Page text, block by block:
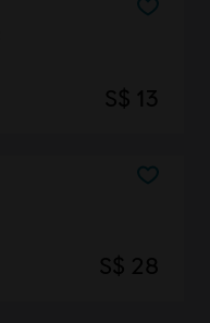
S$ 13
S$ 28